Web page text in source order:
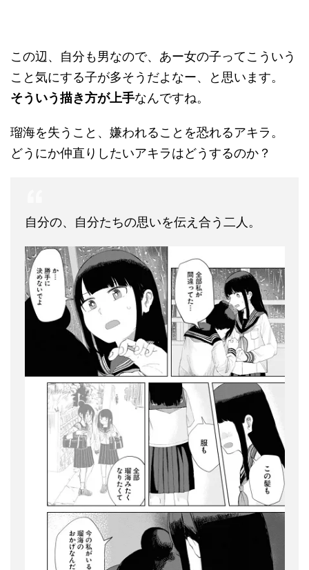
この辺、自分も男なので、あー女の子ってこういう
こと気にする子が多そうだよなー、と思います。
そういう描き方が上手なんですね。
瑠海を失うこと、嫌われることを恐れるアキラ。
どうにか仲直りしたいアキラはどうするのか？
自分の、自分たちの思いを伝え合う二人。